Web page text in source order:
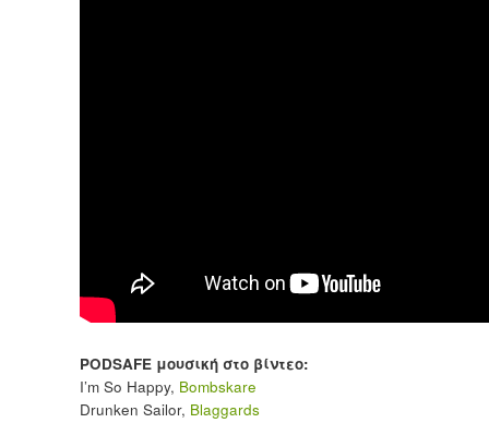
PODSAFE μουσική στο βίντεο:
I’m So Happy, Bombskare
Drunken Sailor, Blaggards